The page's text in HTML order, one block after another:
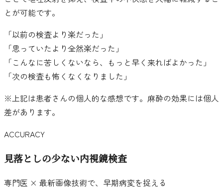
とが可能です。
「以前の検査より楽だった 」
「思っていたより全然楽だった 」
「こんなに苦しくないなら、もっと早く来ればよかった 」
「次の検査も怖くなくなりました 」
※上記は患者さんの個人的な感想です。麻酔の効果には個人
差があります。
ACCURACY
見落としの少ない内視鏡検査
専門医 × 最新画像技術で、早期病変を捉える